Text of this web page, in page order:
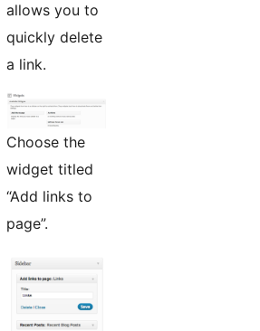
allows you to
quickly delete
a link.
Choose the
widget titled
“Add links to
page”.